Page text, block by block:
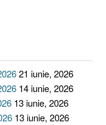
21 iunie, 2026
14 iunie, 2026
13 iunie, 2026
13 iunie, 2026